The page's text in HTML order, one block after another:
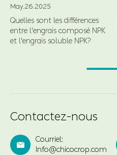
May.26.2025
Quelles sont les différences
entre l'engrais composé NPK
et l'engrais soluble NPK?
Contactez-nous

Courriel:
Info@chicocrop.com